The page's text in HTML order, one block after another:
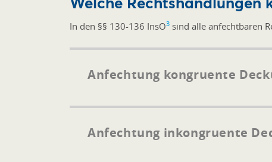
In den §§ 130-136 InsO3 sind alle anfechtbaren
Anfechtung kongruente
Anfechtung inkongruente